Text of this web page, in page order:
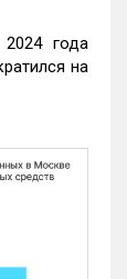
года
на